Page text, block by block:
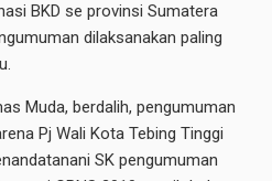
BKD se provinsi Sumatera
dilaksanakan paling
Muda, berdalih, pengumuman
Pj Wali Kota Tebing Tinggi
SK pengumuman